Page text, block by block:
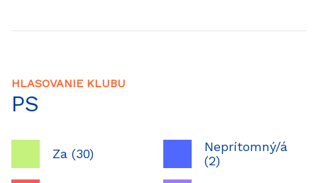
HLASOVANIE KLUBU
PS
Za (30)
Neprítomný/á
(2)